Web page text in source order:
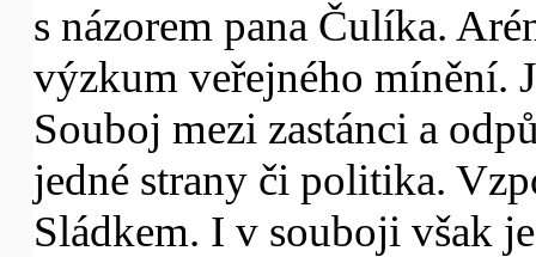
s názorem pana Čulíka.
výzkum veřejného mínění.
Souboj mezi zastánci a
jedné strany či politika.
Sládkem. I v souboji však